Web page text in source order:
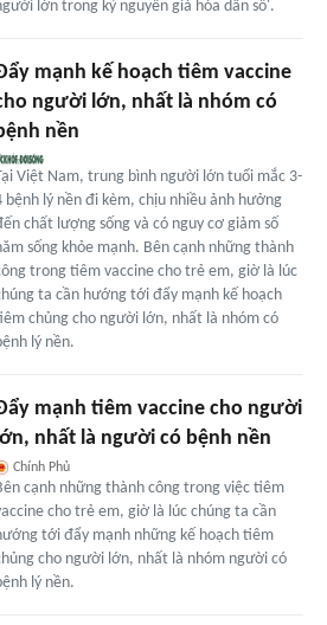
lớn trong kỷ nguyên già hóa dân số'.
mạnh kế hoạch tiêm vaccine
người lớn, nhất là nhóm có
nền
Việt Nam, trung bình người lớn tuổi mắc 3-
bệnh lý nền đi kèm, chịu nhiều ảnh hưởng
chất lượng sống và có nguy cơ giảm số
sống khỏe mạnh. Bên cạnh những thành
trong tiêm vaccine cho trẻ em, giờ là lúc
ta cần hướng tới đẩy mạnh kế hoạch
chủng cho người lớn, nhất là nhóm có
lý nền.
mạnh tiêm vaccine cho người
lớn, nhất là người có bệnh nền
Chính Phủ
cạnh những thành công trong việc tiêm
cho trẻ em, giờ là lúc chúng ta cần
tới đẩy mạnh những kế hoạch tiêm
cho người lớn, nhất là nhóm người có
lý nền.